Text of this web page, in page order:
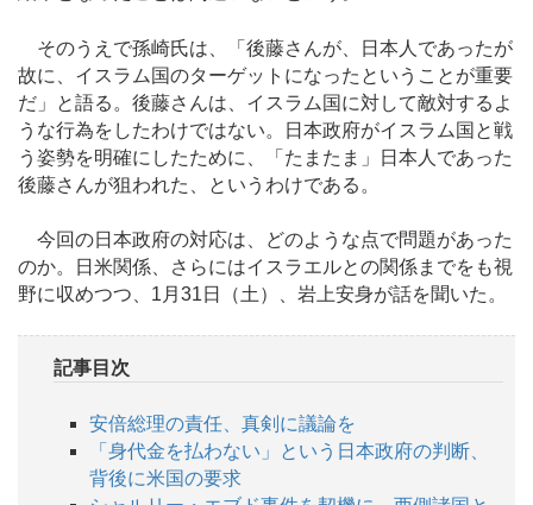
そのうえで孫崎氏は、「後藤さんが、日本人であったが
故に、イスラム国のターゲットになったということが重要
だ」と語る。後藤さんは、イスラム国に対して敵対するよ
うな行為をしたわけではない。日本政府がイスラム国と戦
う姿勢を明確にしたために、「たまたま」日本人であった
後藤さんが狙われた、というわけである。
今回の日本政府の対応は、どのような点で問題があった
のか。日米関係、さらにはイスラエルとの関係までをも視
野に収めつつ、1月31日（土）、岩上安身が話を聞いた。
記事目次
安倍総理の責任、真剣に議論を
「身代金を払わない」という日本政府の判断、
背後に米国の要求